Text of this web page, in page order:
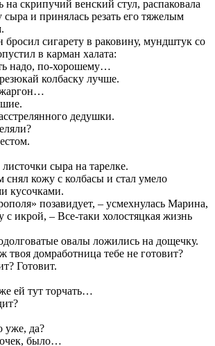
скрипучий венский стул, распаковала
и принялась резать его тяжелым
сигарету в раковину, мундштук со
в карман халата:
надо, по-хорошему…
колбаску лучше.
жаргон…
дедушки.
сыра на тарелке.
снял кожу с колбасы и стал умело
кусочками.
позавидует, – усмехнулась Марина,
с икрой, – Все-таки холостяцкая жизнь
овалы ложились на дощечку.
твоя домработница тебе не готовит?
Готовит.
ей тут торчать…
уже, да?
было…